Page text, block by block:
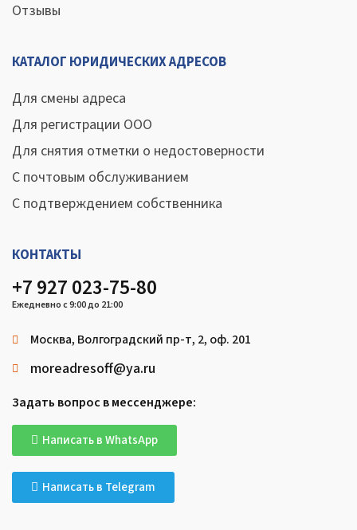
Отзывы
КАТАЛОГ ЮРИДИЧЕСКИХ АДРЕСОВ
Для смены адреса
Для регистрации ООО
Для снятия отметки о недостоверности
С почтовым обслуживанием
С подтверждением собственника
КОНТАКТЫ
+7 927 023-75-80
Ежедневно с 9:00 до 21:00
Москва, Волгоградский пр-т, 2, оф. 201
moreadresoff@ya.ru
Задать вопрос в мессенджере:
Написать в WhatsApp
Написать в Telegram